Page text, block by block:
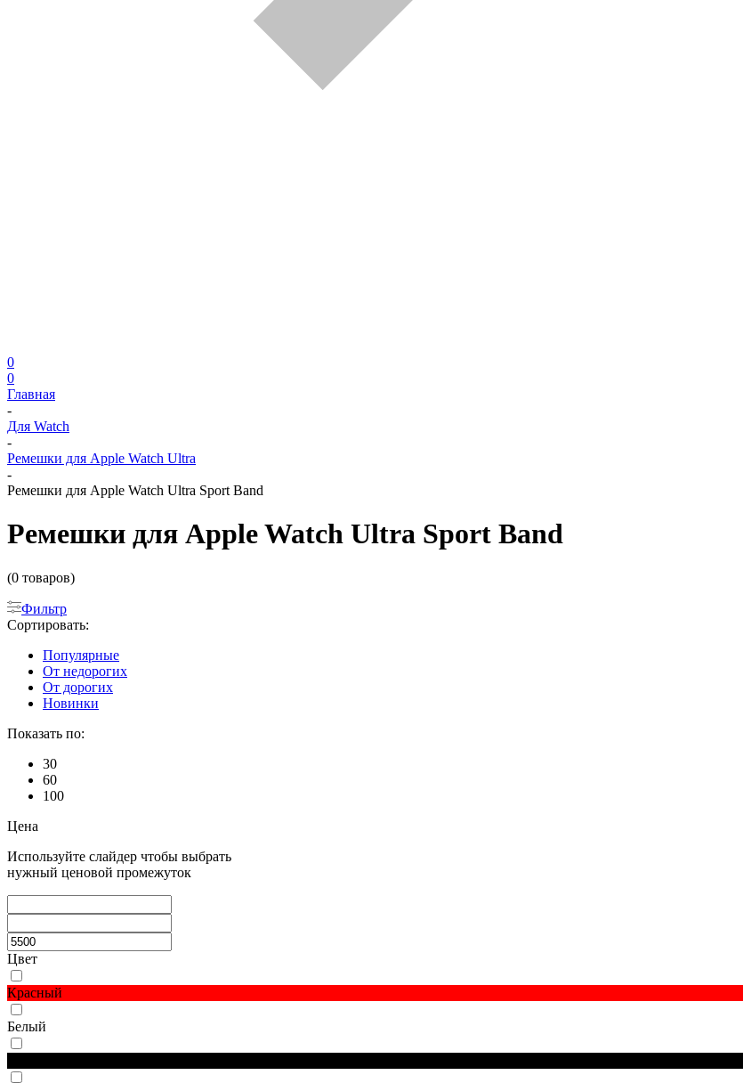
0
0
Главная
-
Для Watch
-
Ремешки для Apple Watch Ultra
-
Ремешки для Apple Watch Ultra Sport Band
Ремешки для Apple Watch Ultra Sport Band
(0 товаров)
Фильтр
Сортировать:
Популярные
От недорогих
От дорогих
Новинки
Показать по:
30
60
100
Цена
Используйте слайдер чтобы выбрать
нужный ценовой промежуток
Цвет
Красный
Белый